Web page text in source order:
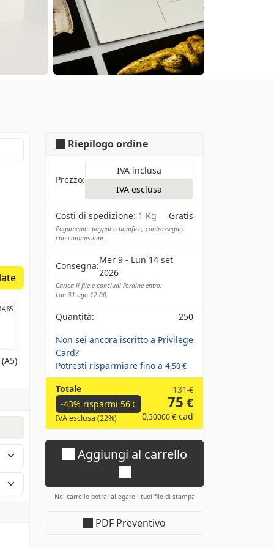
Riepilogo ordine
Prezzo:
IVA inclusa
IVA esclusa
Costi di spedizione: 1 Kg Gratis
Pagamento: paypal o bonifico, contrassegno
con commissioni.
Consegna:
Mer 9 - Lun 14 set
2026
Carica il file e concludi l'ordine entro:
Lun 31 ago 12:00.
Quantità:
250
Non sei ancora iscritto a Privilege
Card?
Potresti risparmiare fino a 4,50 €
Totale
-43% risparmi 56€
IVA esclusa (22%)
131€
75 €
0,30000 € cad
Aggiungi al carrello
Nel carrello potrai allegare i tuoi file di stampa
PDF Preventivo